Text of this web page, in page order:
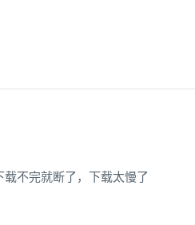
不完就断了，下载太慢了